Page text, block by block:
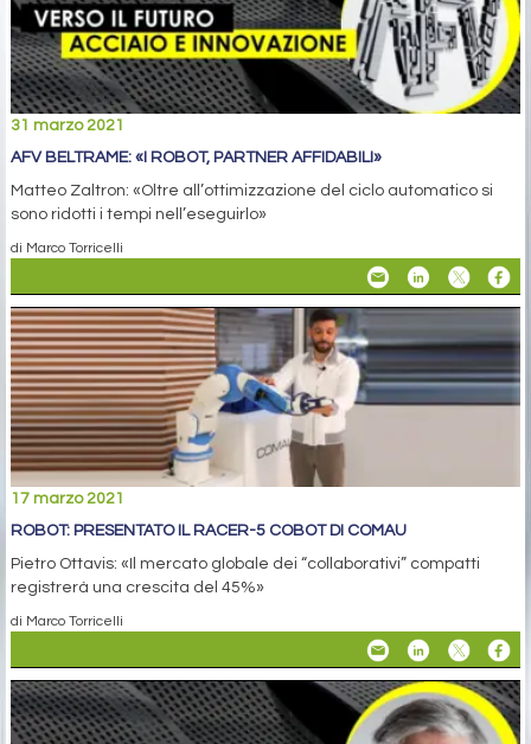
31 marzo 2021
AFV BELTRAME: «I ROBOT, PARTNER AFFIDABILI»
Matteo Zaltron: «Oltre all’ottimizzazione del ciclo automatico si
sono ridotti i tempi nell’eseguirlo»
di Marco Torricelli
17 marzo 2021
ROBOT: PRESENTATO IL RACER-5 COBOT DI COMAU
Pietro Ottavis: «Il mercato globale dei “collaborativi” compatti
registrerà una crescita del 45%»
di Marco Torricelli